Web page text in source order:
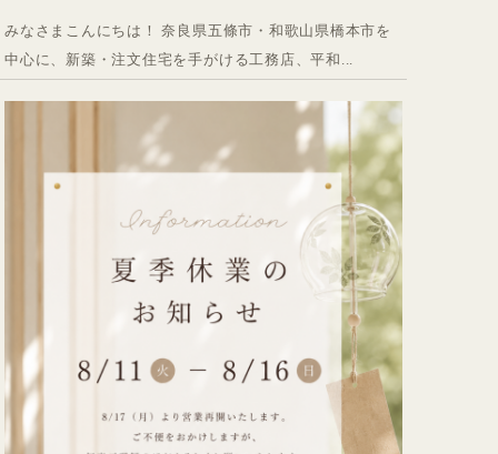
みなさまこんにちは！ 奈良県五條市・和歌山県橋本市を
中心に、新築・注文住宅を手がける工務店、平和...